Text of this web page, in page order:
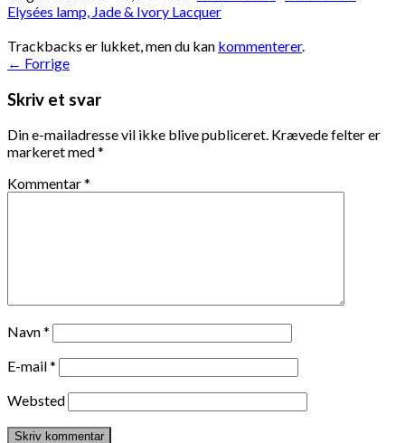
Elysées lamp, Jade & Ivory Lacquer
Trackbacks er lukket, men du kan kommenterer.
← Forrige
Skriv et svar
Din e-mailadresse vil ikke blive publiceret. Krævede felter er
markeret med*
Kommentar*
Navn*
E-mail*
Websted